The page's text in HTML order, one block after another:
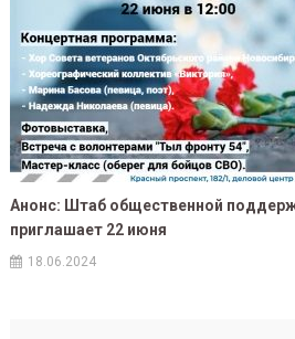
Анонс: Штаб общественной
приглашает 22 июня
18.06.2024